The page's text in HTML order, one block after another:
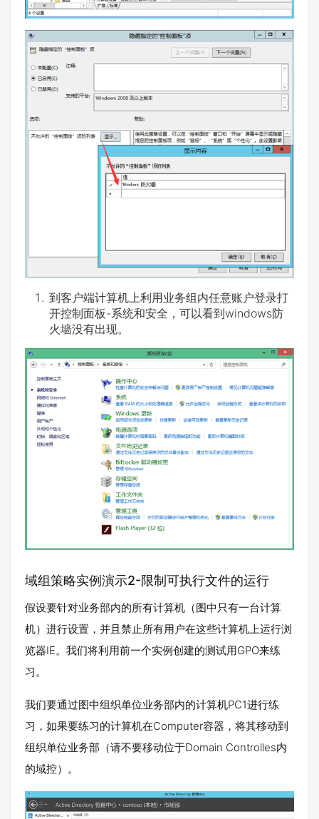
到客户端计算机上利用业务组内任意账户登录打
开控制面板-系统和安全，可以看到windows防
火墙没有出现。
域组策略实例演示2-限制可执行文件的运行
假设要针对业务部内的所有计算机（图中只有一台计算
机）进行设置，并且禁止所有用户在这些计算机上运行浏
览器IE。我们将利用前一个实例创建的测试用GPO来练
习。
我们要通过图中组织单位业务部内的计算机PC1进行练
习，如果要练习的计算机在Computer容器，将其移动到
组织单位业务部（请不要移动位于Domain Controlles内
的域控）。